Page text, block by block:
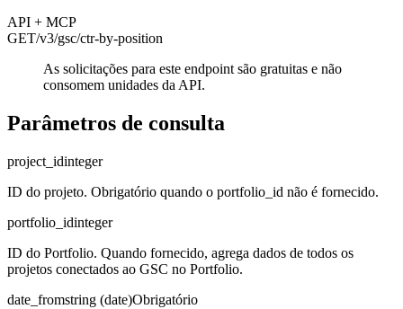
API + MCP
GET/v3/gsc/ctr-by-position
As solicitações para este endpoint são gratuitas e não
consomem unidades da API.
Parâmetros de consulta
project_idinteger
ID do projeto. Obrigatório quando o portfolio_id não é fornecido.
portfolio_idinteger
ID do Portfolio. Quando fornecido, agrega dados de todos os
projetos conectados ao GSC no Portfolio.
date_fromstring (date)Obrigatório